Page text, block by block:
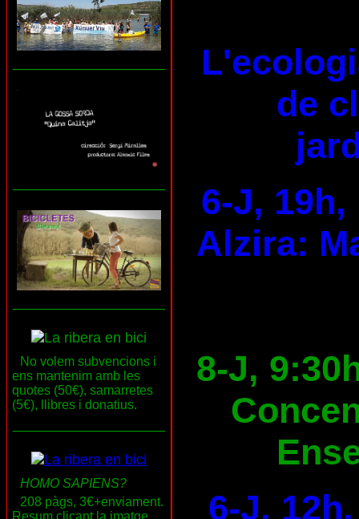
No volem subvencions i
ens mantenim amb les
quotes (50€), samarretes
(5€), llibres i donatius.
HOMO SAPIENS?
208 pàgs, 3€+enviament.
Resum clicant la imatge.
de
6-J, 19h,
Alzira:
8-J,
6-J,